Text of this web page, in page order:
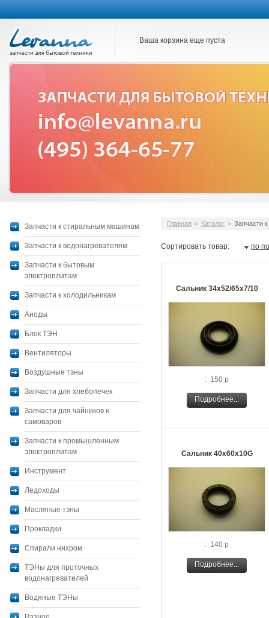
Ваша корзина еще пуста
Запчасти к стиральным машинам
Запчасти к водонагревателям
Запчасти к бытовым
электроплитам
Запчасти к холодильникам
Аноды
Блок ТЭН
Вентиляторы
Воздушные тэны
Запчасти для хлебопечек
Запчасти для чайников и
самоваров
Запчасти к промышленным
электроплитам
Инструмент
Ледоходы
Масляные тэны
Прокладки
Спирали нихром
ТЭНы для проточных
водонагревателей
Водяные ТЭНы
Главная > Каталог > Запчасти
Сортировать товар: по
Сальник 34х52/65х7/10
: 150 р
Подробнее...
Сальник 40х60х10G
: 140 р
Подробнее...